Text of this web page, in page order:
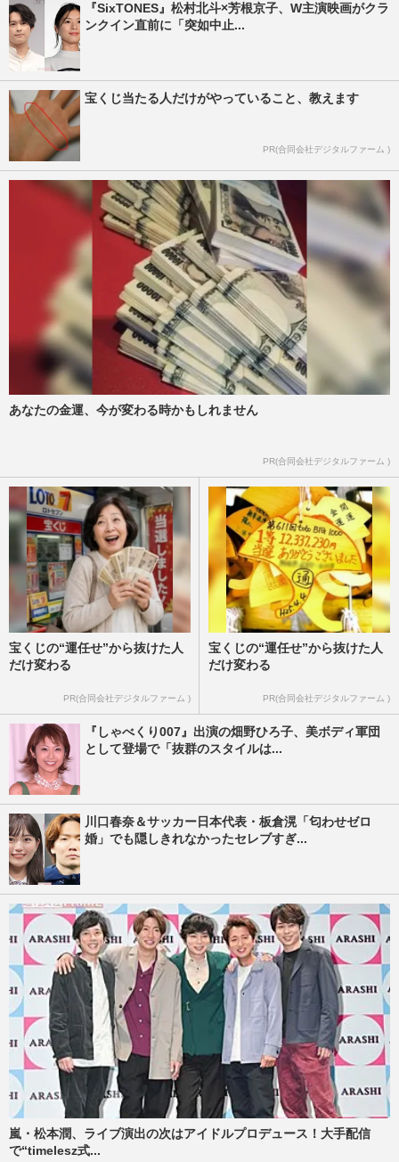
『SixTONES』松村北斗×芳根京子、W主演映画がクラ
ンクイン直前に「突如中止...
宝くじ当たる人だけがやっていること、教えます
PR(合同会社デジタルファーム )
あなたの金運、今が変わる時かもしれません
PR(合同会社デジタルファーム )
宝くじの“運任せ”から抜けた人
だけ変わる
PR(合同会社デジタルファーム )
宝くじの“運任せ”から抜けた人
だけ変わる
PR(合同会社デジタルファーム )
『しゃべくり007』出演の畑野ひろ子、美ボディ軍団
として登場で「抜群のスタイルは...
川口春奈＆サッカー日本代表・板倉滉「匂わせゼロ
婚」でも隠しきれなかったセレブすぎ...
嵐・松本潤、ライブ演出の次はアイドルプロデュース！大手配信
で“timelesz式...